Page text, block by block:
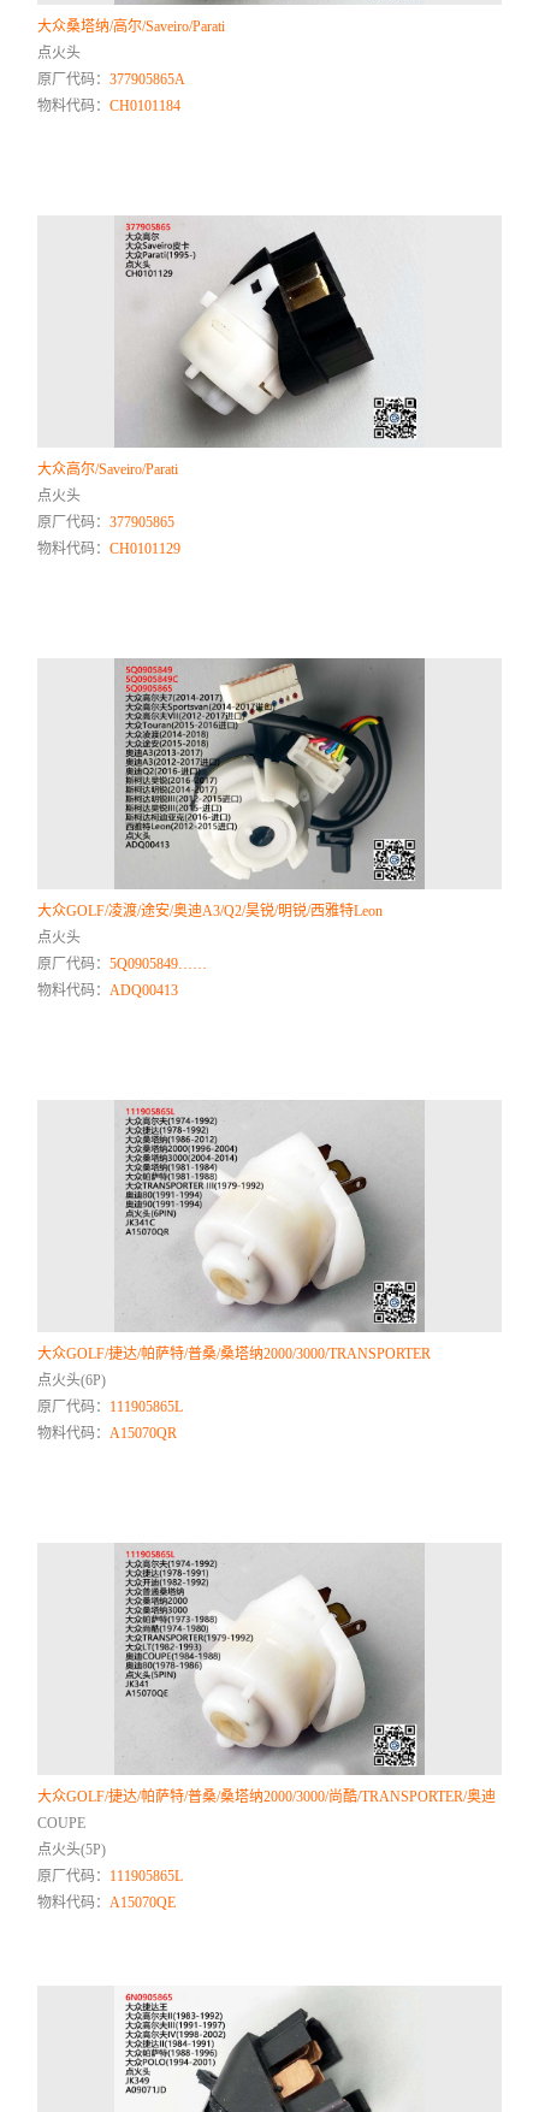
大众桑塔纳/高尔/Saveiro/Parati
点火头
原厂代码：377905865A
物料代码：CH0101184
大众高尔/Saveiro/Parati
点火头
原厂代码：377905865
物料代码：CH0101129
大众GOLF/凌渡/途安/奥迪A3/Q2/昊锐/明锐/西雅特Leon
点火头
原厂代码：5Q0905849……
物料代码：ADQ00413
大众GOLF/捷达/帕萨特/普桑/桑塔纳2000/3000/TRANSPORTER
点火头(6P)
原厂代码： 111905865L
物料代码：A15070QR
大众GOLF/捷达/帕萨特/普桑/桑塔纳2000/3000/尚酷/TRANSPORTER/奥迪
COUPE
点火头(5P)
原厂代码： 111905865L
物料代码：A15070QE